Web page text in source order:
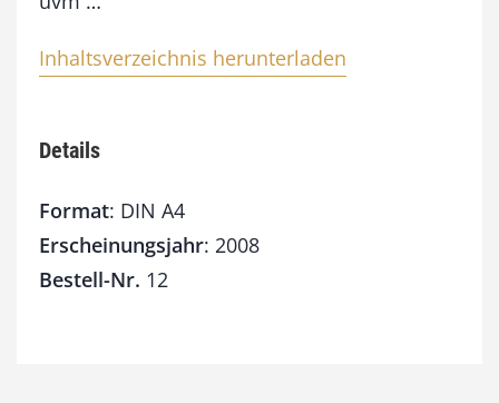
8
e
n
Inhaltsverzeichnis herunterladen
Details
Format: DIN A4
Erscheinungsjahr: 2008
Bestell-Nr. 12